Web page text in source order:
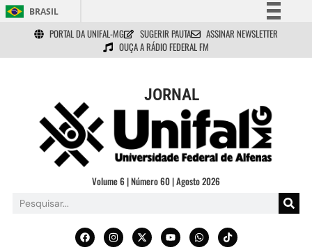
BRASIL
Simplifique!
Comunica BR
Acesso à informação
Legislação
Canais
PORTAL DA UNIFAL-MG SUGERIR PAUTA
ASSINAR NEWSLETTER
OUÇA A RÁDIO FEDERAL FM
JORNAL
Volume 6 | Número 60 | Agosto 2026